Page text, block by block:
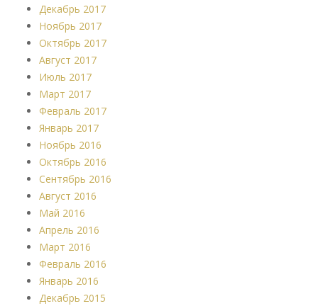
Декабрь 2017
Ноябрь 2017
Октябрь 2017
Август 2017
Июль 2017
Март 2017
Февраль 2017
Январь 2017
Ноябрь 2016
Октябрь 2016
Сентябрь 2016
Август 2016
Май 2016
Апрель 2016
Март 2016
Февраль 2016
Январь 2016
Декабрь 2015